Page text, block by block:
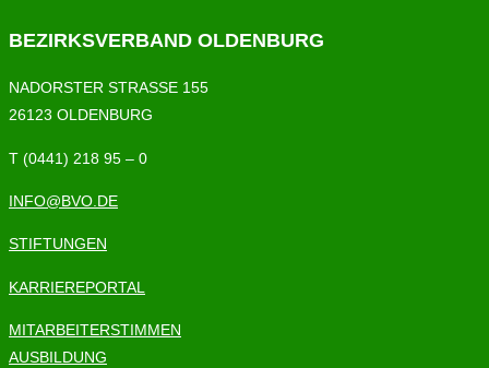
BEZIRKSVERBAND OLDENBURG
NADORSTER STRASSE 155
26123 OLDENBURG
T (0441) 218 95 – 0
INFO@BVO.DE
STIFTUNGEN
KARRIEREPORTAL
MITARBEITERSTIMMEN
AUSBILDUNG